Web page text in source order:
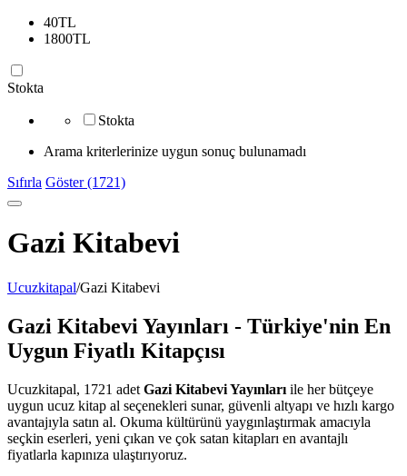
40TL
1800TL
Stokta
Stokta
Arama kriterlerinize uygun sonuç bulunamadı
Sıfırla Göster (1721)
Gazi Kitabevi
Ucuzkitapal/Gazi Kitabevi
Gazi Kitabevi Yayınları - Türkiye'nin En
Uygun Fiyatlı Kitapçısı
Ucuzkitapal, 1721 adet Gazi Kitabevi Yayınları ile her bütçeye
uygun ucuz kitap al seçenekleri sunar, güvenli altyapı ve hızlı kargo
avantajıyla satın al. Okuma kültürünü yaygınlaştırmak amacıyla
seçkin eserleri, yeni çıkan ve çok satan kitapları en avantajlı
fiyatlarla kapınıza ulaştırıyoruz.